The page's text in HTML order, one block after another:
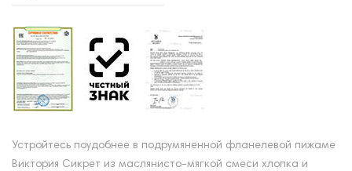
Устройтесь поудобнее в подрумяненной фланелевой пижаме
Виктория Сикрет из маслянисто-мягкой смеси хлопка и